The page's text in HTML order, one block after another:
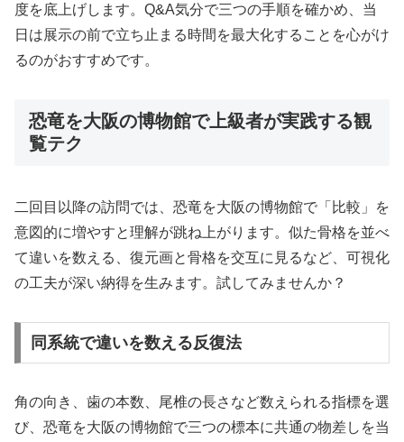
度を底上げします。Q&A気分で三つの手順を確かめ、当
日は展示の前で立ち止まる時間を最大化することを心がけ
るのがおすすめです。
恐竜を大阪の博物館で上級者が実践する観
覧テク
二回目以降の訪問では、恐竜を大阪の博物館で「比較」を
意図的に増やすと理解が跳ね上がります。似た骨格を並べ
て違いを数える、復元画と骨格を交互に見るなど、可視化
の工夫が深い納得を生みます。試してみませんか？
同系統で違いを数える反復法
角の向き、歯の本数、尾椎の長さなど数えられる指標を選
び、恐竜を大阪の博物館で三つの標本に共通の物差しを当